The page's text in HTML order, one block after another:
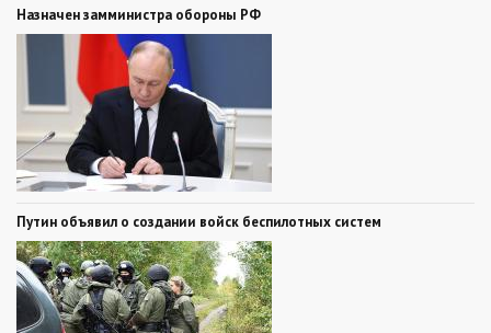
Назначен замминистра обороны РФ
Путин объявил о создании войск беспилотных систем